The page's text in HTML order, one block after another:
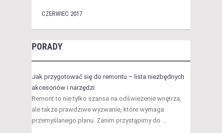
CZERWIEC 2017
PORADY
Jak przygotować się do remontu – lista niezbędnych
akcesoriów i narzędzi
Remont to nie tylko szansa na odświeżenie wnętrza,
ale także prawdziwe wyzwanie, które wymaga
przemyślanego planu. Zanim przystąpimy do …